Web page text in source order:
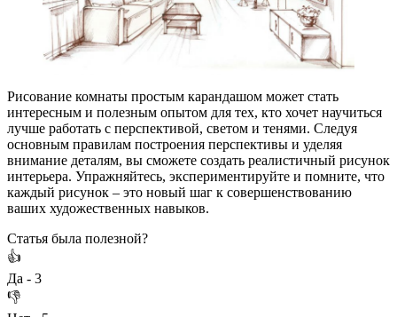
Рисование комнаты простым карандашом может стать
интересным и полезным опытом для тех, кто хочет научиться
лучше работать с перспективой, светом и тенями. Следуя
основным правилам построения перспективы и уделяя
внимание деталям, вы сможете создать реалистичный рисунок
интерьера. Упражняйтесь, экспериментируйте и помните, что
каждый рисунок – это новый шаг к совершенствованию
ваших художественных навыков.
Статья была полезной?
👍
Да - 3
👎